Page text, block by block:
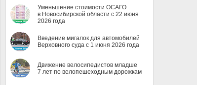
Уменьшение стоимости ОСАГО
в Новосибирской области с 22 июня
2026 года
Введение мигалок для автомобилей
Верховного суда с 1 июня 2026 года
Движение велосипедистов младше
7 лет по велопешеходным дорожкам